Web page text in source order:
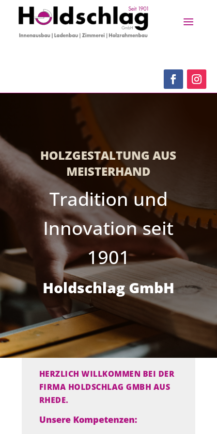
HOLZGESTALTUNG AUS
MEISTERHAND
Tradition und
Innovation seit
1901
Holdschlag GmbH
HERZLICH WILLKOMMEN BEI DER
FIRMA HOLDSCHLAG GMBH AUS
RHEDE.
Unsere Kompetenzen: